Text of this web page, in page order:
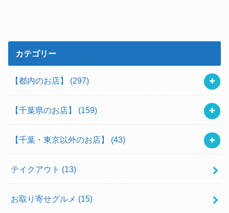
カテゴリー
【都内のお店】 (297)
【千葉県のお店】 (159)
【千葉・東京以外のお店】 (43)
テイクアウト (13)
お取り寄せグルメ (15)